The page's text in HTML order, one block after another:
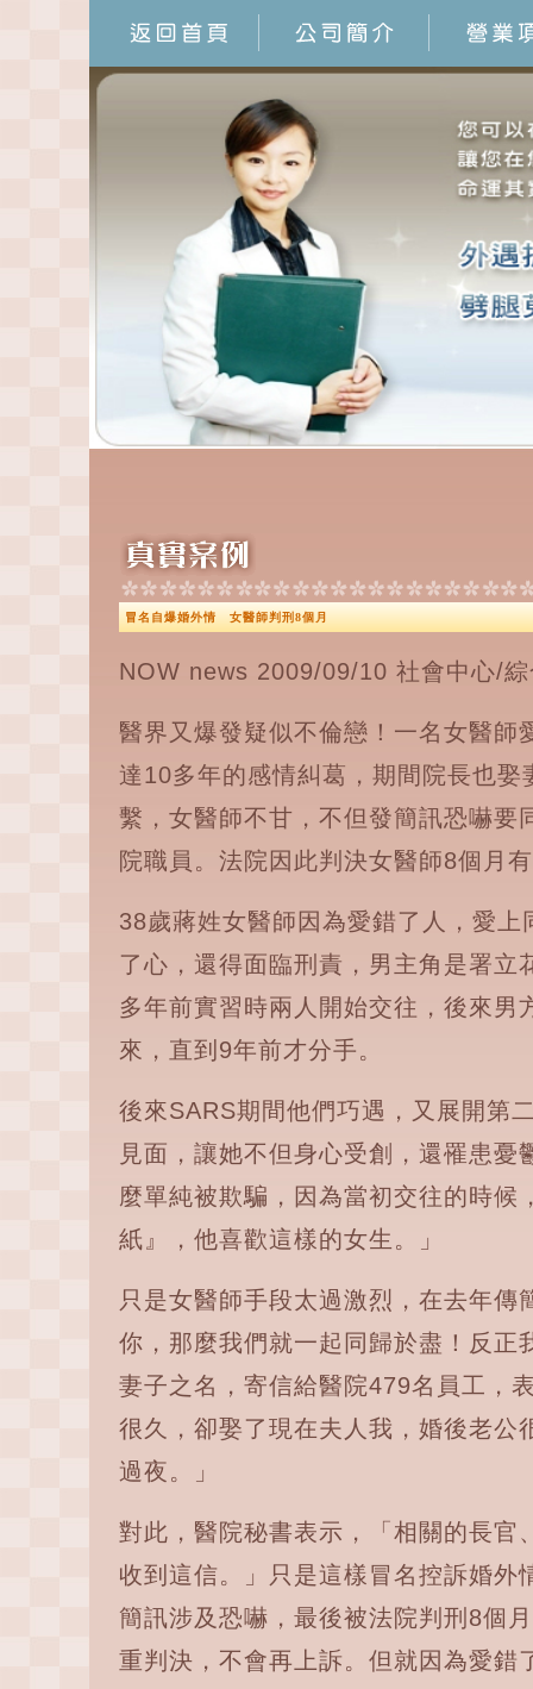
冒名自爆婚外情 女醫師判刑8個月
NOW news 2009/09/10 社會中心/
醫界又爆發疑似不倫戀！一名女醫師
達10多年的感情糾葛，期間院長也
繫，女醫師不甘，不但發簡訊恐嚇要
院職員。法院因此判決女醫師8個月
38歲蔣姓女醫師因為愛錯了人，愛
了心，還得面臨刑責，男主角是署
多年前實習時兩人開始交往，後來男
來，直到9年前才分手。
後來SARS期間他們巧遇，又展開第
見面，讓她不但身心受創，還罹患
麼單純被欺騙，因為當初交往的時
紙』，他喜歡這樣的女生。」
只是女醫師手段太過激烈，在去年
你，那麼我們就一起同歸於盡！反正
妻子之名，寄信給醫院479名員工，
很久，卻娶了現在夫人我，婚後老公
過夜。」
對此，醫院秘書表示，「相關的長官
收到這信。」只是這樣冒名控訴婚
簡訊涉及恐嚇，最後被法院判刑8個
重判決，不會再上訴。但就因為愛